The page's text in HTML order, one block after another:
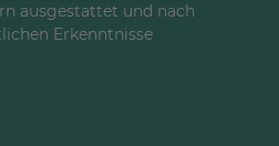
ausgestattet und nach
Erkenntnisse